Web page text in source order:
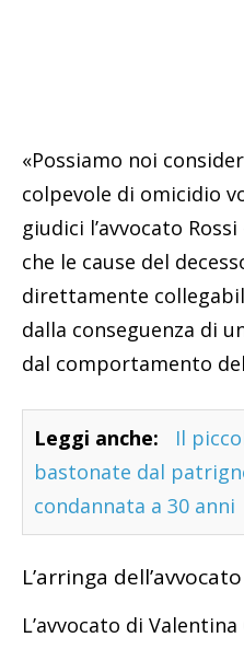
«Possiamo noi
colpevole di omicidio
giudici l’avvocato
che le cause del
direttamente
dalla conseguenza di
dal comportamento
Leggi anche:
Il
bastonate dal
condannata a 30 anni
L’arringa
L’avvocato di